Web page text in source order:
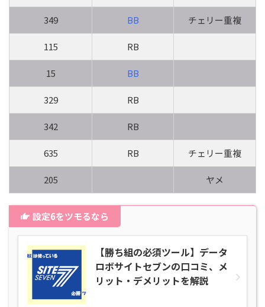
349 BB チェリー重複
115 RB
15 BB
329 RB
342 RB
635 RB チェリー重複
205 ヤメ
設定6をツモるなら
【勝ち組の必須ツール】データ
ロボサイトセブンの口コミ、メ
リット・デメリットを解説